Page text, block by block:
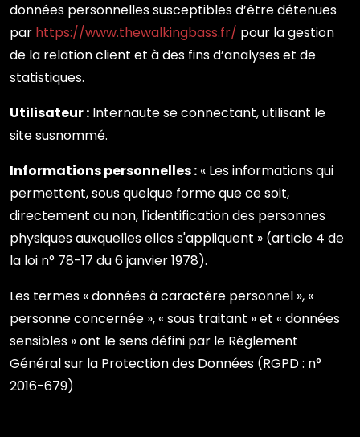
données personnelles susceptibles d’être détenues
par https://www.thewalkingbass.fr/ pour la gestion
de la relation client et à des fins d’analyses et de
statistiques.
Utilisateur : Internaute se connectant, utilisant le
site susnommé.
Informations personnelles : « Les informations qui
permettent, sous quelque forme que ce soit,
directement ou non, l'identification des personnes
physiques auxquelles elles s'appliquent » (article 4 de
la loi n° 78-17 du 6 janvier 1978).
Les termes « données à caractère personnel », «
personne concernée », « sous traitant » et « données
sensibles » ont le sens défini par le Règlement
Général sur la Protection des Données (RGPD : n°
2016-679)